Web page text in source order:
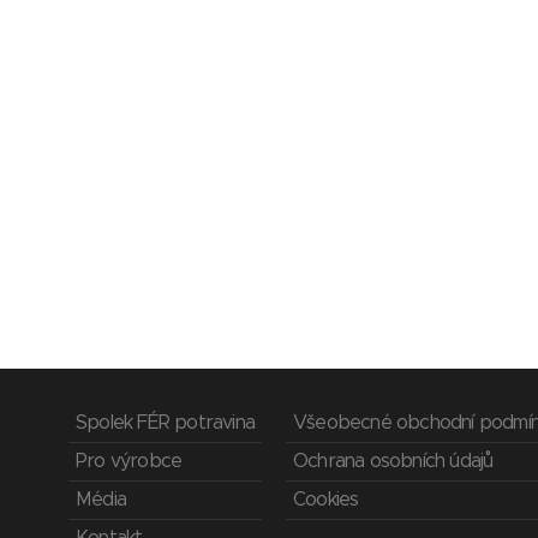
Spolek FÉR potravina
Pro výrobce
Média
Všeobecné obchodní
Ochrana osobních údajů
Cookies